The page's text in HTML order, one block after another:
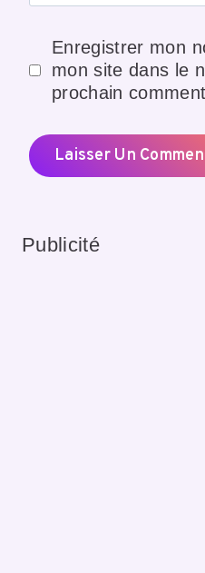
Enregistrer mon
mon site dans le
prochain
Publicité